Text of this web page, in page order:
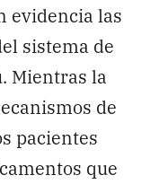
evidencia las
sistema de
Mientras la
de
pacientes
que